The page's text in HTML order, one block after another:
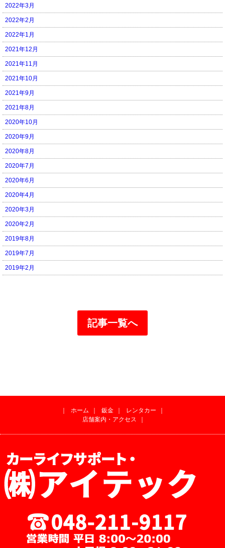
2022年3月
2022年2月
2022年1月
2021年12月
2021年11月
2021年10月
2021年9月
2021年8月
2020年10月
2020年9月
2020年8月
2020年7月
2020年6月
2020年4月
2020年3月
2020年2月
2019年8月
2019年7月
2019年2月
記事一覧へ
｜ ホーム ｜ 鈑金 ｜ レンタカー
｜
店舗案内・アクセス
｜